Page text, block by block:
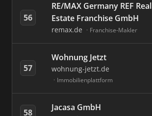
56
RE/MAX Germany REF Real
Estate Franchise GmbH
remax.de Franchise-Makler
57
Wohnung Jetzt
wohnung-jetzt.de
Immobilienplattform
58 Jacasa GmbH